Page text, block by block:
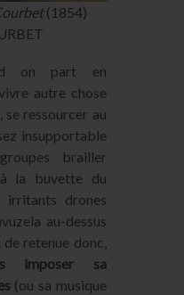
(1854)
on part en
autre chose
se ressourcer au
insupportable
brailler
la buvette du
irritants drones
au-dessus
retenue donc,
imposer sa
(ou sa musique